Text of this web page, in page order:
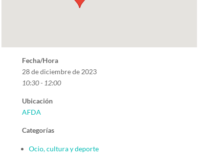
Fecha/Hora
28 de diciembre de 2023
10:30 - 12:00
Ubicación
AFDA
Categorías
Ocio, cultura y deporte